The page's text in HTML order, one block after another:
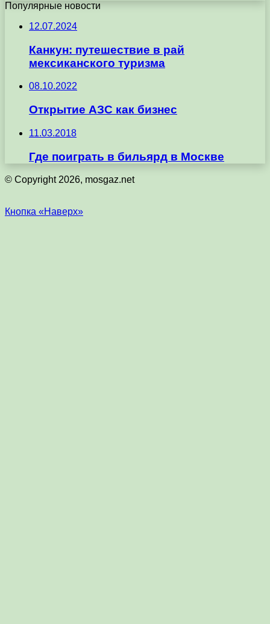
Популярные новости
12.07.2024
Канкун: путешествие в рай
мексиканского туризма
08.10.2022
Открытие АЗС как бизнес
11.03.2018
Где поиграть в бильярд в Москве
© Copyright 2026, mosgaz.net
Кнопка «Наверх»